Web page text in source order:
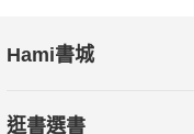
我們才不會被外在的世
Hami書城
逛書選書